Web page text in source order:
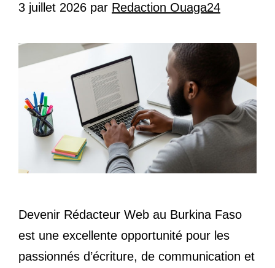
3 juillet 2026 par Redaction Ouaga24
Devenir Rédacteur Web au Burkina Faso
est une excellente opportunité pour les
passionnés d’écriture, de communication et